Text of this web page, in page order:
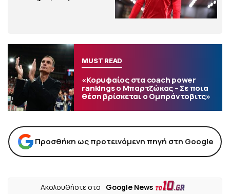
MUST READ
«Κορυφαίος στα coach power
rankings ο Μπαρτζώκας – Σε ποια
θέση βρίσκεται ο Ομπράντοβιτς»
Προσθήκη ως προτεινόμενη πηγή στη Google
Ακολουθήστε στο
Google News